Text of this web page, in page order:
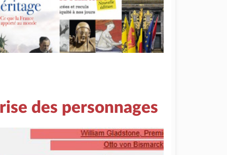
des personnages